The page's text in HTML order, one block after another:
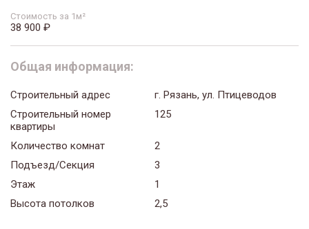
Стоимость за 1м²
38 900 ₽
Общая информация:
Строительный адрес
г. Рязань, ул. Птицеводов
Строительный номер
квартиры
125
Количество комнат
2
Подъезд/Секция
3
Этаж
1
Высота потолков
2,5